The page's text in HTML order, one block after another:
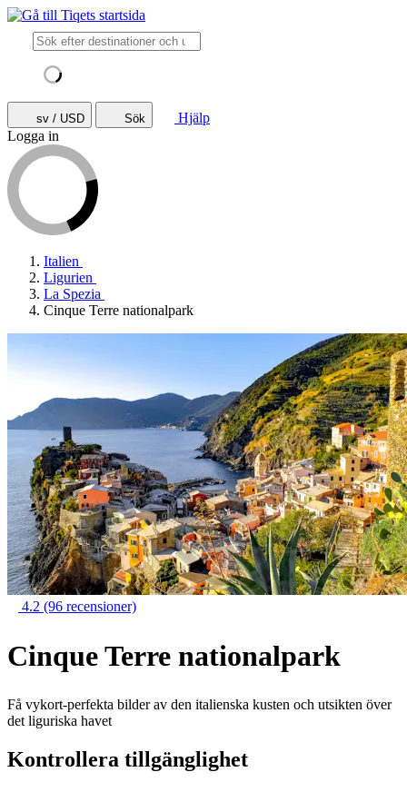
sv / USD Sök
Hjälp
Logga in
Italien
Ligurien
La Spezia
Cinque Terre nationalpark
4.2 (96 recensioner)
Cinque Terre nationalpark
Få vykort-perfekta bilder av den italienska kusten och utsikten över
det liguriska havet
Kontrollera tillgänglighet